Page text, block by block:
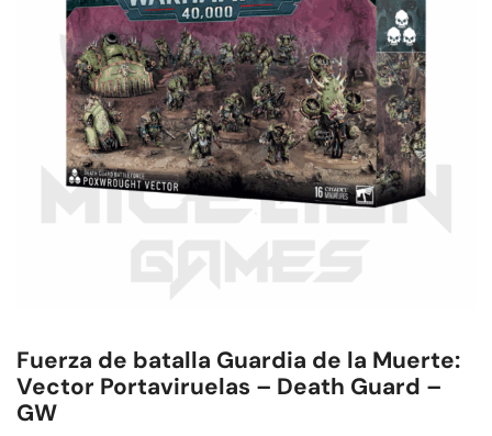
Fuerza de batalla Guardia de la Muerte:
Vector Portaviruelas – Death Guard –
GW